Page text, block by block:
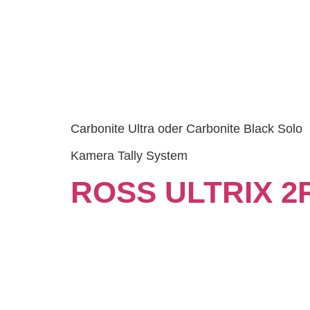
Carbonite Ultra oder Carbonite Black Solo
Kamera Tally System
ROSS ULTRIX